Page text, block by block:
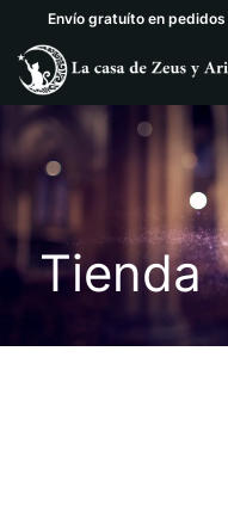
Envío gratuíto en
Tienda